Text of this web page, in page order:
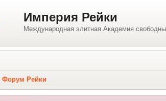
Империя Рейки
Международная элитная Академия
Форум Рейки